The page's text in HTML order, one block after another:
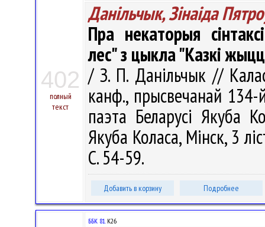
402
полный
текст
Данільчык, Зінаіда
Пра некаторыя
лес" з цыкла "Казкі
/ З. П. Данільчык //
канф., прысвечанай
паэта Беларусі Якуба
Якуба Коласа, Мінск, 3
С. 54-59.
Добавить в корзину Подробнее
ББК 81.К26